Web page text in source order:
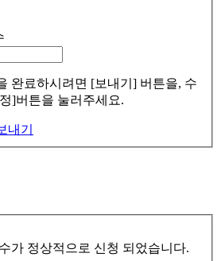
완료하시려면 [보내기] 버튼을, 수
]버튼을 눌러주세요.
내기
가 정상적으로 신청 되었습니다.